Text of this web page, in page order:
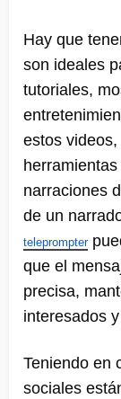
Hay que
son ideales
tutoriales,
estos
herramientas
narraciones
de un
teleprompter
que el
precisa,
interesados
Teniendo en
sociales